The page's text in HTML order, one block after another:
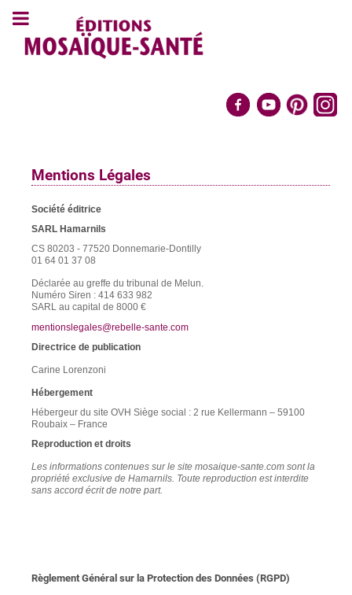
Mentions Légales
Société éditrice
SARL Hamarnils
CS 80203 - 77520 Donnemarie-Dontilly
01 64 01 37 08
Déclarée au greffe du tribunal de Melun.
Numéro Siren : 414 633 982
SARL au capital de 8000 €
mentionslegales@rebelle-sante.com
Directrice de publication
Carine Lorenzoni
Hébergement
Hébergeur du site OVH Siège social : 2 rue Kellermann – 59100
Roubaix – France
Reproduction et droits
Les informations contenues sur le site mosaique-sante.com sont la
propriété exclusive de Hamarnils. Toute reproduction est interdite
sans accord écrit de notre part.
Règlement Général sur la Protection des Données (RGPD)